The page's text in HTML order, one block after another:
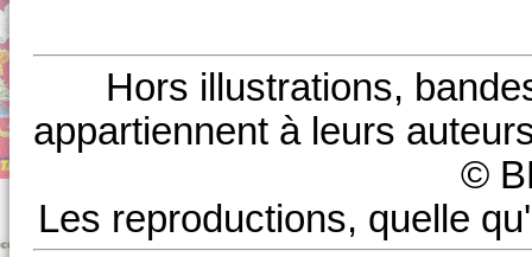
Hors illustrations,
appartiennent à leurs
©
Les reproductions, quelle